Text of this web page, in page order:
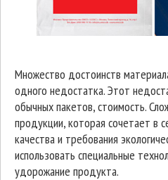
Множество достоинств
одного недостатка. Этот
обычных пакетов, стоимость.
продукции, которая сочетает в
качества и требования
использовать специальные
удорожание продукта.